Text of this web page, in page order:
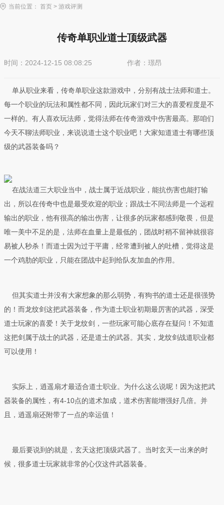
当前位置： 首页 > 游戏评测
传奇单职业道士顶级武器
时间：2024-12-15 08:08:25 作者：璟昂
单从职业来看，传奇单职业这款游戏中，分别有战士法师和道士。
每一个职业的玩法和属性都不同，因此玩家们对三大的喜爱程度是不
一样的。有人喜欢玩法师，觉得法师在传奇游戏中伤害最高。那咱们
今天不聊法师职业，来说说道士这个职业吧！大家知道道士有哪些顶
级的武器装备吗？
在战法道三大职业当中，战士属于近战职业，能抗伤害也能打输
出，所以在传奇中也是最受欢迎的职业；跟战士不同法师是一个远程
输出的职业，他有很高的输出伤害，让很多的玩家都感到敬畏，但是
唯一美中不足的是，法师在血量上是最低的，团战时稍不留神就很容
易被人秒杀！而道士因为过于平庸，经常遭到被人的吐槽，觉得这是
一个鸡肋的职业，只能在团战中起到给队友加血的作用。
但其实道士并没有大家想象的那么弱势，有狗书的道士还是很强势
的！而龙纹剑这把武器装备，作为道士职业初期最厉害的武器，深受
道士玩家的喜爱！关于龙纹剑，一些玩家可能心底存在疑问！不知道
这把剑属于战士的武器，还是道士的武器。其实，龙纹剑战道职业都
可以使用！
实际上，逍遥扇才最适合道士职业。为什么这么说呢！因为这把武
器装备的属性，有4-10点的道术加成，道术伤害能增强好几倍。并
且，逍遥扇还附带了一点的幸运值！
最后要说到的就是，玄天这把顶级武器了。当时玄天一出来的时
候，很多道士玩家就非常的心仪这件武器装备。